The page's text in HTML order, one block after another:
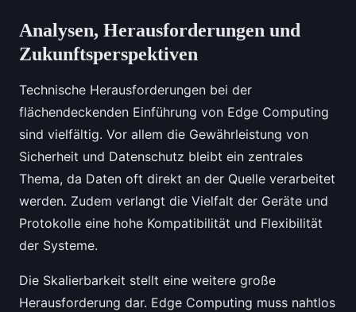
Analysen, Herausforderungen und
Zukunftsperspektiven
Technische Herausforderungen bei der
flächendeckenden Einführung von Edge Computing
sind vielfältig. Vor allem die Gewährleistung von
Sicherheit und Datenschutz bleibt ein zentrales
Thema, da Daten oft direkt an der Quelle verarbeitet
werden. Zudem verlangt die Vielfalt der Geräte und
Protokolle eine hohe Kompatibilität und Flexibilität
der Systeme.
Die Skalierbarkeit stellt eine weitere große
Herausforderung dar. Edge Computing muss nahtlos